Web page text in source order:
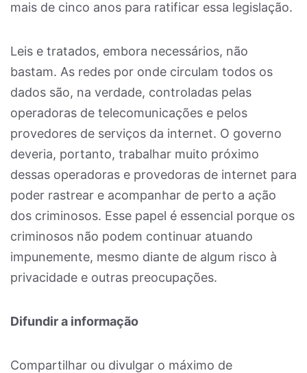
mais de cinco anos para ratificar essa legislação.
Leis e tratados, embora necessários, não
bastam. As redes por onde circulam todos os
dados são, na verdade, controladas pelas
operadoras de telecomunicações e pelos
provedores de serviços da internet. O governo
deveria, portanto, trabalhar muito próximo
dessas operadoras e provedoras de internet para
poder rastrear e acompanhar de perto a ação
dos criminosos. Esse papel é essencial porque os
criminosos não podem continuar atuando
impunemente, mesmo diante de algum risco à
privacidade e outras preocupações.
Difundir a informação
Compartilhar ou divulgar o máximo de